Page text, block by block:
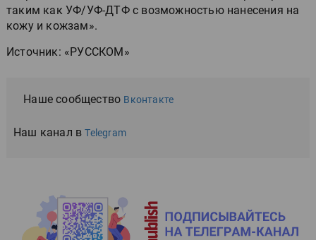
таким как УФ/УФ-ДТФ с возможностью нанесения на
кожу и кожзам».
Источник: «РУССКОМ»
Наше сообщество Вконтакте
Наш канал вTelegram